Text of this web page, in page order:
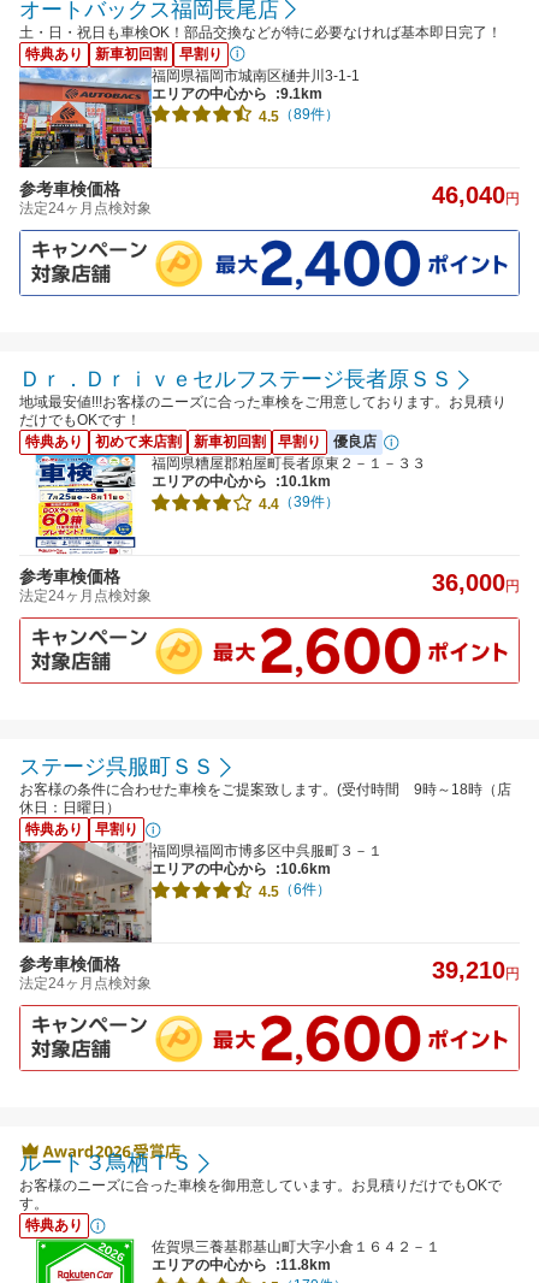
オートバックス福岡長尾店
土・日・祝日も車検OK！部品交換などが特に必要なければ基本即日完了！
特典あり
新車初回割
早割り
福岡県福岡市城南区樋井川3-1-1
エリアの中心から
:9.1km
4.5 （89件）
参考車検価格
法定24ヶ月点検対象 46,040円
Ｄｒ．Ｄｒｉｖｅセルフステージ長者原ＳＳ
地域最安値!!!お客様のニーズに合った車検をご用意しております。お見積り
だけでもOKです！
特典あり
初めて来店割 新車初回割 早割り
優良店
福岡県糟屋郡粕屋町長者原東２－１－３３
エリアの中心から
:10.1km
4.4 （39件）
参考車検価格
法定24ヶ月点検対象 36,000円
ステージ呉服町ＳＳ
お客様の条件に合わせた車検をご提案致します。(受付時間 9時～18時（店
休日：日曜日）
特典あり
早割り
福岡県福岡市博多区中呉服町３－１
エリアの中心から
:10.6km
4.5 （6件）
参考車検価格
法定24ヶ月点検対象 39,210円
ルート３鳥栖ＴＳ
お客様のニーズに合った車検を御用意しています。お見積りだけでもOKで
す。
特典あり
佐賀県三養基郡基山町大字小倉１６４２－１
エリアの中心から
:11.8km